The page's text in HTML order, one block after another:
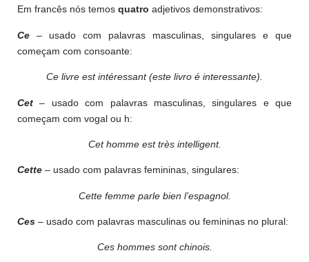
Em francês nós temos quatro adjetivos demonstrativos:
Ce – usado com palavras masculinas, singulares e que
começam com consoante:
Ce livre est intéressant (este livro é interessante).
Cet – usado com palavras masculinas, singulares e que
começam com vogal ou h:
Cet homme est très intelligent.
Cette – usado com palavras femininas, singulares:
Cette femme parle bien l’espagnol.
Ces – usado com palavras masculinas ou femininas no plural:
Ces hommes sont chinois.